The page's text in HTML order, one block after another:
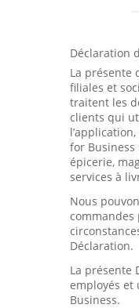
Déclaration
La présente
filiales et
traitent les
clients qui
for Business
épicerie,
services à
Nous
commandes
Déclaration.
La présente
employés et
Business.